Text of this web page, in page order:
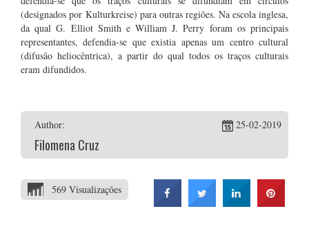
(designados por Kulturkreise) para outras regiões. Na escola inglesa,
da qual G. Elliot Smith e William J. Perry foram os principais
representantes, defendia-se que existia apenas um centro cultural
(difusão heliocêntrica), a partir do qual todos os traços culturais
eram difundidos.
Author:
Filomena Cruz
25-02-2019
569 Visualizações